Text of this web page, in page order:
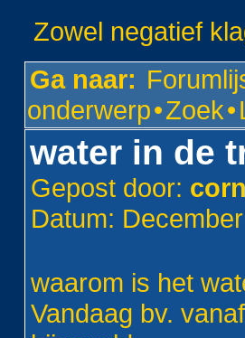
Zowel negatief
Ga naar:
onderwerp•Zoek•
water in de
Gepost door:
Datum:
waarom is het
Vandaag bv.